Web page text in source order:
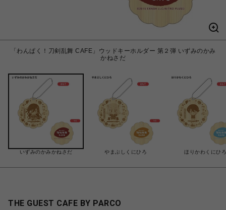
「わんぱく！刀剣乱舞 CAFE」ウッドキーホルダー 第２弾 いずみのかみ
かねさだ
いずみのかみかねさだ やまぶしくにひろ ほりかわくにひろ
THE GUEST CAFE BY PARCO